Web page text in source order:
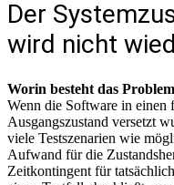
Der
wird nicht
Worin besteht das
Wenn die Software in einen
Ausgangszustand versetzt
viele Testszenarien wie
Aufwand für die
Zeitkontingent für